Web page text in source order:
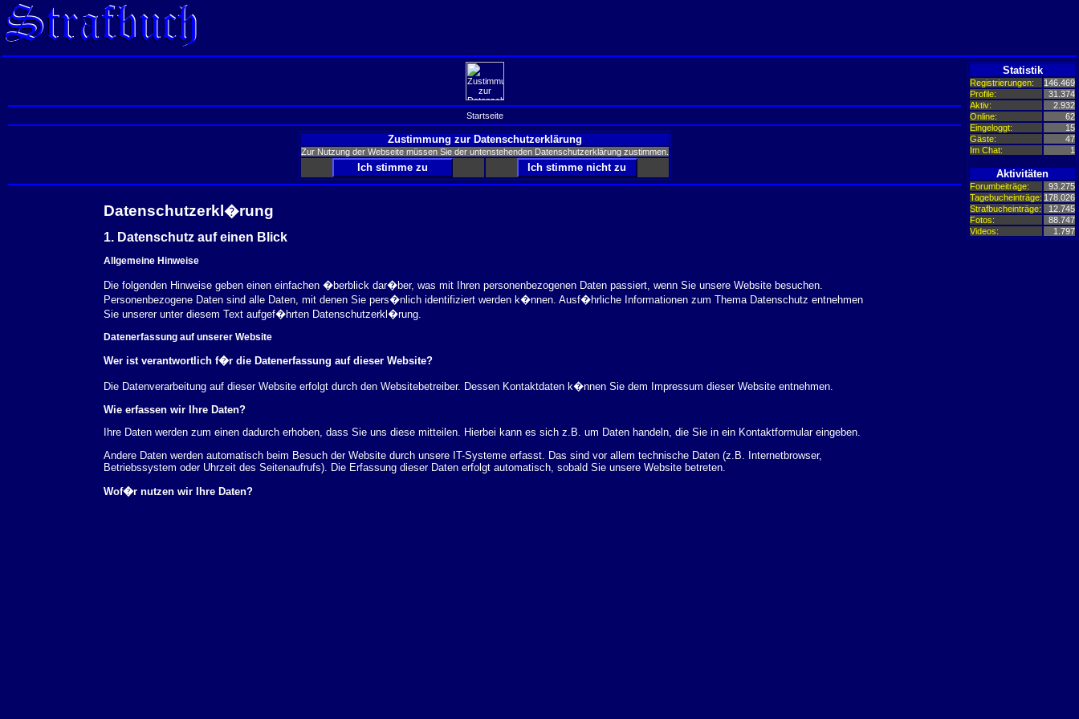
Startseite
Zustimmung zur Datenschutzerklärung
Zur Nutzung der Webseite müssen Sie der untenstehenden Datenschutzerklärung zustimmen.
Datenschutzerkl�rung
1. Datenschutz auf einen Blick
Allgemeine Hinweise
Die folgenden Hinweise geben einen einfachen �berblick dar�ber, was mit Ihren personenbezogenen Daten passiert, wenn Sie unsere Website besuchen.
Personenbezogene Daten sind alle Daten, mit denen Sie pers�nlich identifiziert werden k�nnen. Ausf�hrliche Informationen zum Thema Datenschutz entnehmen
Sie unserer unter diesem Text aufgef�hrten Datenschutzerkl�rung.
Datenerfassung auf unserer Website
Wer ist verantwortlich f�r die Datenerfassung auf dieser Website?
Die Datenverarbeitung auf dieser Website erfolgt durch den Websitebetreiber. Dessen Kontaktdaten k�nnen Sie dem Impressum dieser Website entnehmen.
Wie erfassen wir Ihre Daten?
Ihre Daten werden zum einen dadurch erhoben, dass Sie uns diese mitteilen. Hierbei kann es sich z.B. um Daten handeln, die Sie in ein Kontaktformular eingeben.
Andere Daten werden automatisch beim Besuch der Website durch unsere IT-Systeme erfasst. Das sind vor allem technische Daten (z.B. Internetbrowser,
Betriebssystem oder Uhrzeit des Seitenaufrufs). Die Erfassung dieser Daten erfolgt automatisch, sobald Sie unsere Website betreten.
Wof�r nutzen wir Ihre Daten?
Statistik
Registrierungen:
146.469
Profile:
31.374
Aktiv:
2.932
Online:
62
Eingeloggt:
15
Gäste:
47
Im Chat:
1
Aktivitäten
Forumbeiträge:
93.275
Tagebucheinträge: 178.026
Strafbucheinträge:
12.745
Fotos:
88.747
Videos:
1.797